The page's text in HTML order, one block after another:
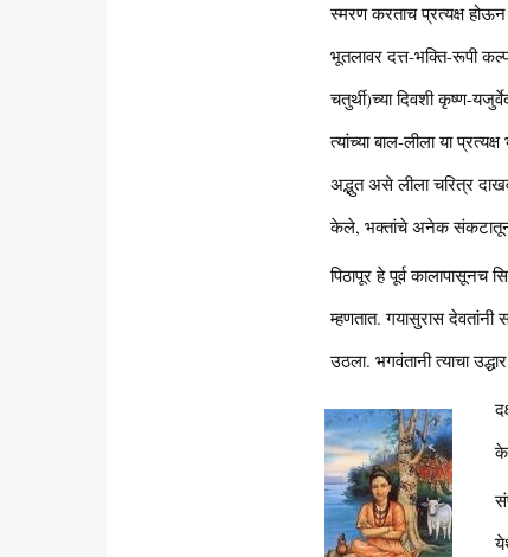
स्मरण करताच प्रत्यक्ष
भूतलावर दत्त-भक्ति-रूपी
चतुर्थी)च्या दिवशी कृष्ण-
त्यांच्या बाल-लीला या
अद्भुत असे लीला चरित्र
केले, भक्तांचे अनेक संकटातून
पिठापूर हे पूर्व कालापासूनच
म्हणतात. गयासुरास
उठला. भगवंतानी त्याचा